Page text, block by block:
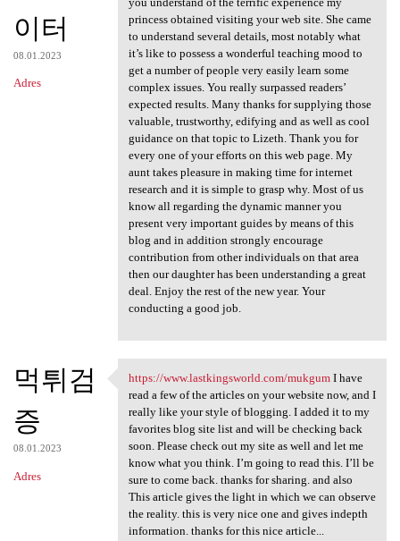
이터
08.01.2023
Adres
princess obtained visiting your web site. She came
to understand several details, most notably what
it’s like to possess a wonderful teaching mood to
get a number of people very easily learn some
complex issues. You really surpassed readers’
expected results. Many thanks for supplying those
valuable, trustworthy, edifying and as well as cool
guidance on that topic to Lizeth. Thank you for
every one of your efforts on this web page. My
aunt takes pleasure in making time for internet
research and it is simple to grasp why. Most of us
know all regarding the dynamic manner you
present very important guides by means of this
blog and in addition strongly encourage
contribution from other individuals on that area
then our daughter has been understanding a great
deal. Enjoy the rest of the new year. Your
conducting a good job.
먹튀검
증
08.01.2023
Adres
https://www.lastkingsworld
https://www.lastkingsworld.com/mukgumI have
read a few of the articles on your website now, and I
really like your style of blogging. I added it to my
favorites blog site list and will be checking back
soon. Please check out my site as well and let me
know what you think. I’m going to read this. I’ll be
sure to come back. thanks for sharing. and also
This article gives the light in which we can observe
the reality. this is very nice one and gives indepth
information. thanks for this nice article...